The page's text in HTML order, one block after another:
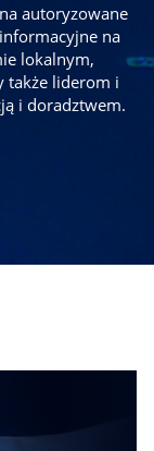
autoryzowane
na
lokalnym,
także liderom i
i doradztwem.